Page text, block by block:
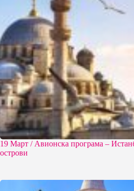
19 Март / Aвионска програма –
острови